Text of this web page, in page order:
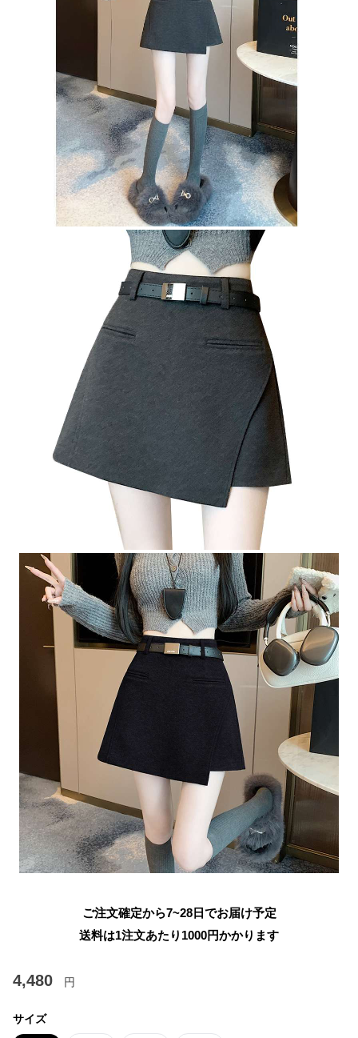
ご注文確定から7~28日でお届け予定
送料は1注文あたり 1000円かかります
4,480 円
サイズ